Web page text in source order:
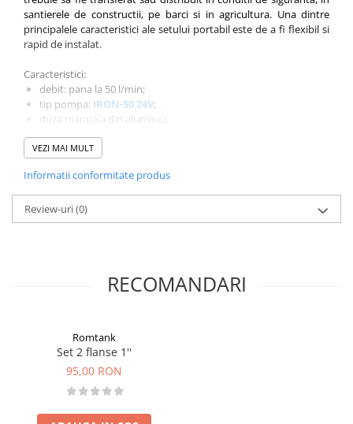
santierele de constructii, pe barci si in agricultura. Una dintre
principalele caracteristici ale setului portabil este de a fi flexibil si
rapid de instalat.
Caracteristici:
debit: pana la 50 l/min;
tip pompa: IRON-50 24V;
duza manuala din aluminiu;
ciclu de functionare: 30 minute;
cablu cu clesti;
filtru inferior pentru aspiratie furtun.
VEZI MAI MULT
Informatii conformitate produs
Review-uri(0)
RECOMANDARI
Romtank
Set 2 flanse 1''
95,00 RON